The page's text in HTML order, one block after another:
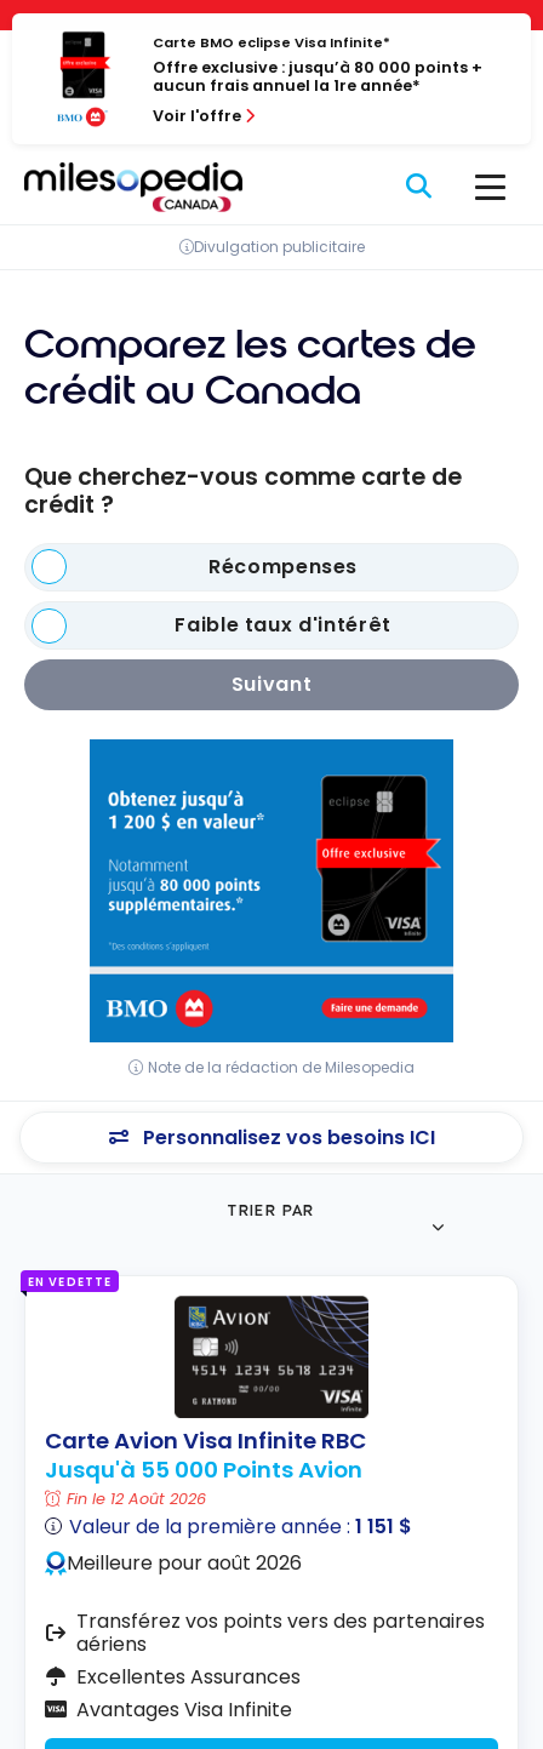
Panneau de gestion des cookies
Passer
contenu
Carte BMO eclipse Visa Infinite*
Offre exclusive : jusqu’à 80 000 points +
aucun frais annuel la 1re année*
Voir l'offre
Divulgation publicitaire
Comparez les cartes de
crédit au Canada
Que cherchez-vous comme carte de
crédit ?
Récompenses
Faible taux d'intérêt
Suivant
Note de la rédaction de Milesopedia
Personnalisez vos besoins ICI
TRIER PAR
EN VEDETTE
Carte Avion Visa Infinite RBC
Jusqu'à 55 000 Points Avion
Fin le 12 Août 2026
Valeur de la première année :1 151 $
Meilleure pour août 2026
Transférez vos points vers des partenaires
aériens
Excellentes Assurances
Avantages Visa Infinite